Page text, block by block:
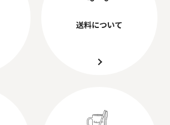
送料について